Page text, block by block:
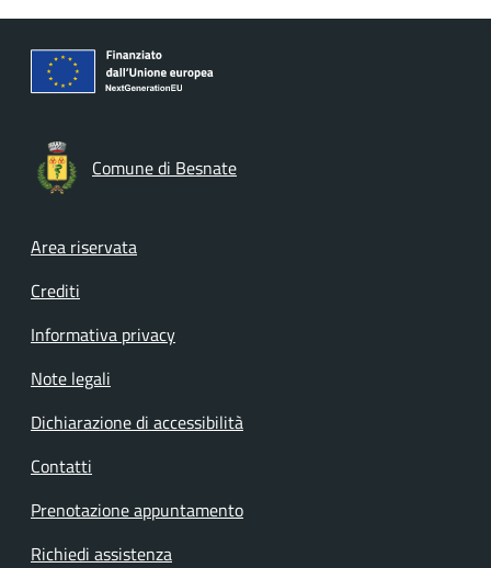
Comune di Besnate
Footer menu
Area riservata
Crediti
Informativa privacy
Note legali
Dichiarazione di accessibilità
Contatti
Prenotazione appuntamento
Richiedi assistenza